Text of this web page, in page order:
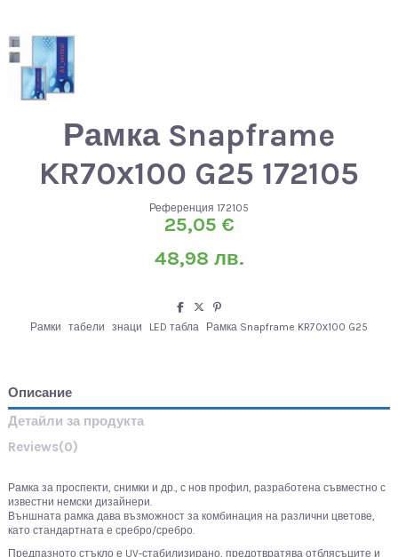
Рамка Snapframe
KR70х100 G25 172105
Референция 172105
25,05 €
48,98 лв.
Рамки табели знаци LED табла Рамка Snapframe KR70х100 G25
Описание
Детайли за продукта
Reviews(0)
Рамка за проспекти, снимки и др., с нов профил, разработена съвместно с
известни немски дизайнери.
Външната рамка дава възможност за комбинация на различни цветове,
като стандартната е сребро/сребро.
Предпазното стъкло е UV-стабилизирано, предотвратява отблясъците и